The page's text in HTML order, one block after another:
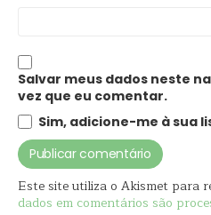
Salvar meus dados neste
vez que eu comentar.
Sim, adicione-me à sua
Este site utiliza o Akismet para
dados em comentários são